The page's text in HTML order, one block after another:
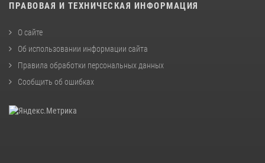
ПРАВОВАЯ И ТЕХНИЧЕСКАЯ ИНФОРМАЦИЯ
О сайте
Об использовании информации сайта
Правила обработки персональных данных
Сообщить об ошибках